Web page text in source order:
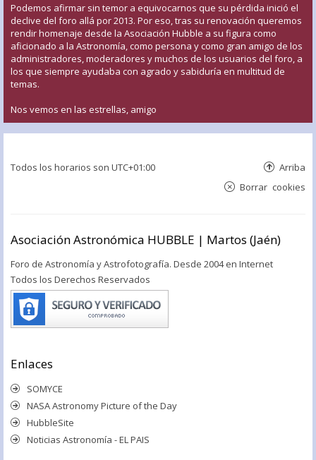
Podemos afirmar sin temor a equivocarnos que su pérdida inició el
declive del foro allá por 2013. Por eso, tras su renovación queremos
rendir homenaje desde la Asociación Hubble a su figura como
aficionado a la Astronomía, como persona y como gran amigo de los
administradores, moderadores y muchos de los usuarios del foro, a
los que siempre ayudaba con agrado y sabiduría en multitud de
temas.
Nos vemos en las estrellas, amigo
Todos los horarios son UTC+01:00 Arriba
Borrar cookies
Asociación Astronómica HUBBLE | Martos (Jaén)
Foro de Astronomía y Astrofotografía. Desde 2004 en Internet
Todos los Derechos Reservados
Enlaces
SOMYCE
NASA Astronomy Picture of the Day
HubbleSite
Noticias Astronomía - EL PAIS